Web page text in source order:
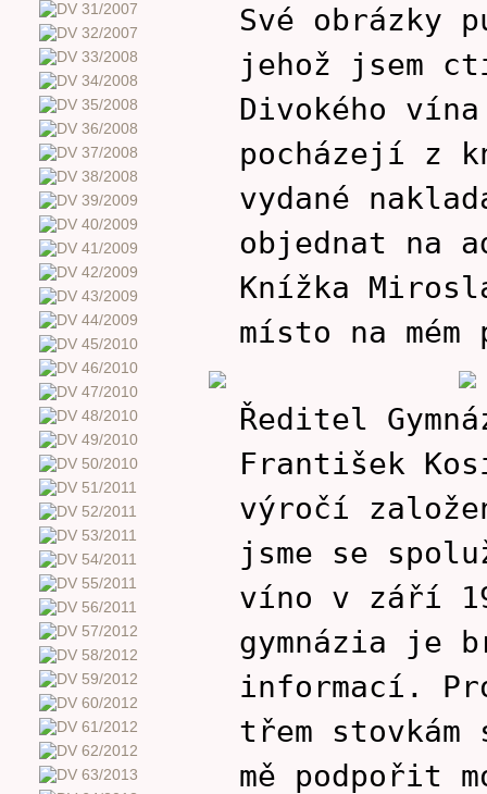
Své obrázky
jehož jsem
Divokého
pocházejí z
vydané
objednat na
Knížka
místo na
Ředitel
František
výročí
jsme se
víno v září
gymnázia je
informací.
třem
mě podpořit